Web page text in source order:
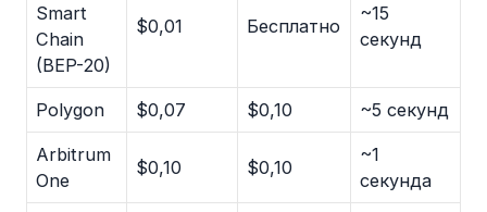
Smart
Chain
(BEP-20)
$0,01 Бесплатно
~15
секунд
Polygon $0,07 $0,10 ~5 секунд
Arbitrum
One
$0,10 $0,10
~1
секунда